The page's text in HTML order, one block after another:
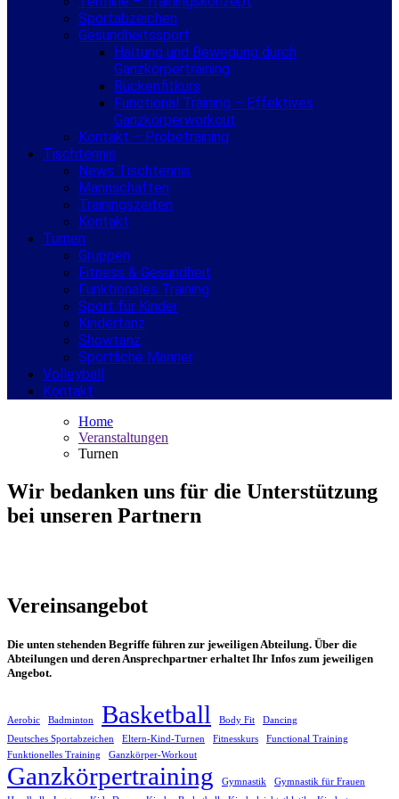
Sportabzeichen
Gesundheitssport
Haltung und Bewegung durch
Ganzkörpertraining
Rückenfitkurs
Functional Training – Effektives
Ganzkörperworkout
Kontakt – Probetraining
Tischtennis
News Tischtennis
Mannschaften
Trainingszeiten
Kontakt
Turnen
Gruppen
Fitness & Gesundheit
Funktionales Training
Sport für Kinder
Kindertanz
Showtanz
Sportliche Männer
Volleyball
Kontakt
Home
Veranstaltungen
Turnen
Wir bedanken uns für die Unterstützung
bei unseren Partnern
Vereinsangebot
Die unten stehenden Begriffe führen zur jeweiligen Abteilung. Über die
Abteilungen und deren Ansprechpartner erhaltet Ihr Infos zum jeweiligen
Angebot.
Aerobic Badminton Basketball Body Fit
Dancing
Deutsches Sportabzeichen
Eltern-Kind-Turnen Fitnesskurs
Functional Training
Funktionelles Training
Ganzkörper-Workout
Ganzkörpertraining Gymnastik
Gymnastik für Frauen